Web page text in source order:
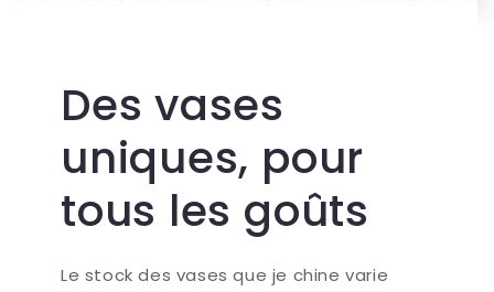
Des vases
uniques, pour
tous les goûts
Le stock des vases que je chine varie